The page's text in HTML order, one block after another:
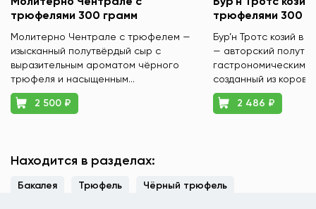
трюфелями 300 грамм
Молитерно Чентрале с трюфелем —
изысканный полутвёрдый сыр с
выразительным ароматом чёрного
трюфеля и насыщенным...
2 500 ₽
трюфелями 300
Бур’н Тротс козий в
— авторский
гастрономическим
созданный из
2 486 ₽
Находится в разделах:
Бакалея Трюфель Чёрный трюфель